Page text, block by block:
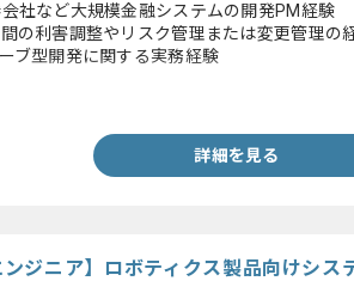
社など大規模金融システムの開発PM経験
の利害調整やリスク管理または変更管理の
ブ型開発に関する実務経験
詳細を見る
ンジニア】ロボティクス製品向けシ